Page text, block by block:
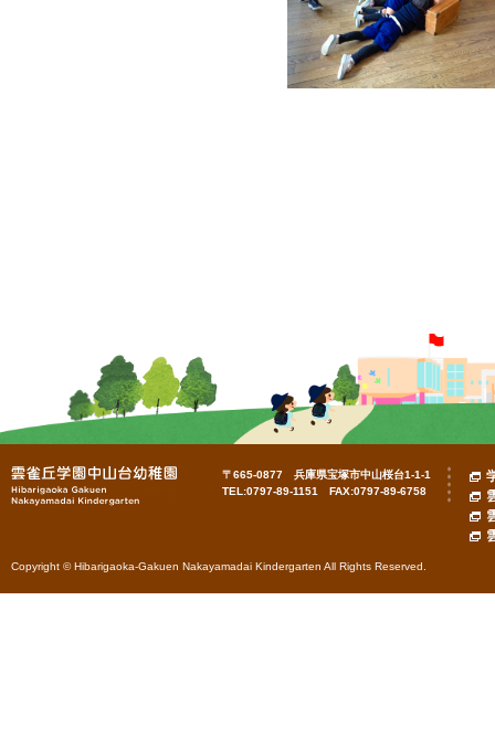
〒665-0877 兵庫県宝塚市中山桜台1-1-1
TEL:0797-89-1151 FAX:0797-89-6758
Copyright © Hibarigaoka-Gakuen Nakayamadai Kindergarten All Rights Reserved.